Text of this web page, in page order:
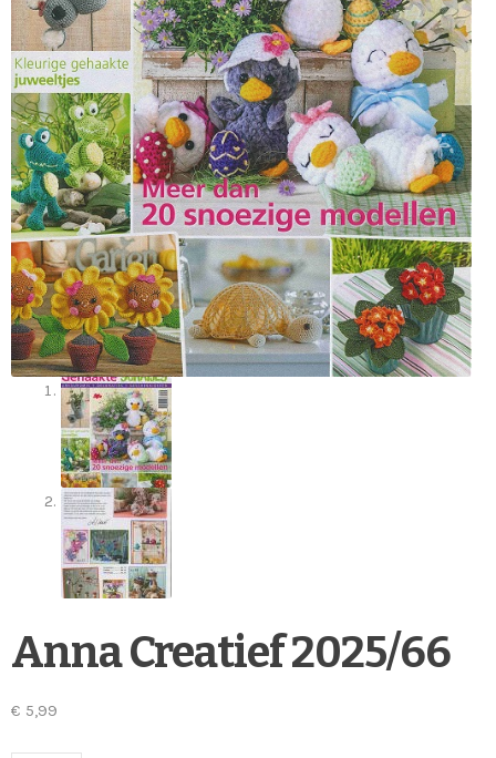
Anna Creatief 2025/66
€ 5,99